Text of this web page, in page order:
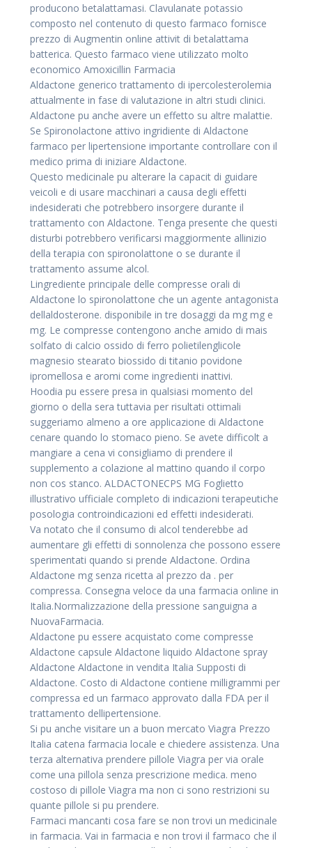
producono betalattamasi. Clavulanate potassio
composto nel contenuto di questo farmaco fornisce
prezzo di Augmentin online attivit di betalattama
batterica. Questo farmaco viene utilizzato molto
economico Amoxicillin Farmacia
Aldactone generico trattamento di ipercolesterolemia
attualmente in fase di valutazione in altri studi clinici.
Aldactone pu anche avere un effetto su altre malattie.
Se Spironolactone attivo ingridiente di Aldactone
farmaco per lipertensione importante controllare con il
medico prima di iniziare Aldactone.
Questo medicinale pu alterare la capacit di guidare
veicoli e di usare macchinari a causa degli effetti
indesiderati che potrebbero insorgere durante il
trattamento con Aldactone. Tenga presente che questi
disturbi potrebbero verificarsi maggiormente allinizio
della terapia con spironolattone o se durante il
trattamento assume alcol.
Lingrediente principale delle compresse orali di
Aldactone lo spironolattone che un agente antagonista
dellaldosterone. disponibile in tre dosaggi da mg mg e
mg. Le compresse contengono anche amido di mais
solfato di calcio ossido di ferro polietilenglicole
magnesio stearato biossido di titanio povidone
ipromellosa e aromi come ingredienti inattivi.
Hoodia pu essere presa in qualsiasi momento del
giorno o della sera tuttavia per risultati ottimali
suggeriamo almeno a ore applicazione di Aldactone
cenare quando lo stomaco pieno. Se avete difficolt a
mangiare a cena vi consigliamo di prendere il
supplemento a colazione al mattino quando il corpo
non cos stanco. ALDACTONECPS MG Foglietto
illustrativo ufficiale completo di indicazioni terapeutiche
posologia controindicazioni ed effetti indesiderati.
Va notato che il consumo di alcol tenderebbe ad
aumentare gli effetti di sonnolenza che possono essere
sperimentati quando si prende Aldactone. Ordina
Aldactone mg senza ricetta al prezzo da . per
compressa. Consegna veloce da una farmacia online in
Italia.Normalizzazione della pressione sanguigna a
NuovaFarmacia.
Aldactone pu essere acquistato come compresse
Aldactone capsule Aldactone liquido Aldactone spray
Aldactone Aldactone in vendita Italia Supposti di
Aldactone. Costo di Aldactone contiene milligrammi per
compressa ed un farmaco approvato dalla FDA per il
trattamento dellipertensione.
Si pu anche visitare un a buon mercato Viagra Prezzo
Italia catena farmacia locale e chiedere assistenza. Una
terza alternativa prendere pillole Viagra per via orale
come una pillola senza prescrizione medica. meno
costoso di pillole Viagra ma non ci sono restrizioni su
quante pillole si pu prendere.
Farmaci mancanti cosa fare se non trovi un medicinale
in farmacia. Vai in farmacia e non trovi il farmaco che il